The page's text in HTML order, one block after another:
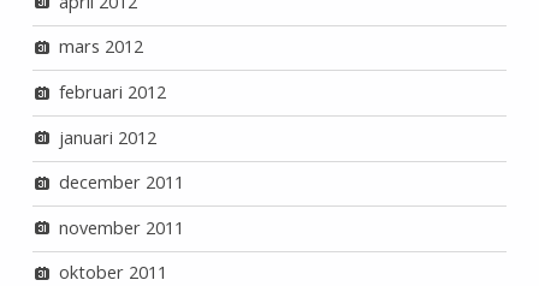
mars 2012
februari 2012
januari 2012
december 2011
november 2011
oktober 2011